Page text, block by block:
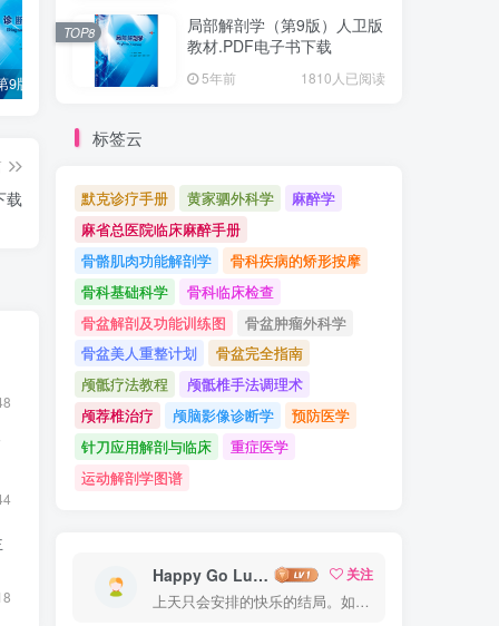
载
局部解剖学（第9版）人卫版
教材.PDF电子书下载
5年前 1810人已阅读
TOP8
标签云
默克诊疗手册 黄家驷外科学
麻醉学
麻省总医院临床麻醉手册
骨骼肌肉功能解剖学
骨科疾病的矫形按摩
骨科基础科学
骨科临床检查
骨盆解剖及功能训练图
骨盆肿瘤外科学
骨盆美人重整计划
骨盆完全指南
颅骶疗法教程
颅骶椎手法调理术
颅荐椎治疗
颅脑影像诊断学
预防医学
针刀应用解剖与临床
重症医学
运动解剖学图谱
Happy Go Lucky
关注
上天只会安排的快乐的结局。如果不快乐，说明还不是最后结局